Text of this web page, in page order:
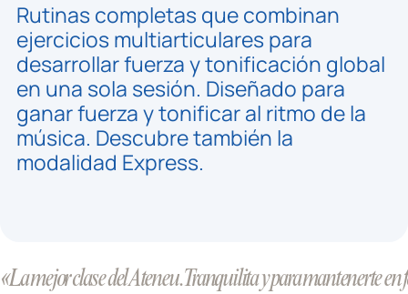
Rutinas completas que combinan
ejercicios multiarticulares para
desarrollar fuerza y tonificación global
en una sola sesión. Diseñado para
ganar fuerza y tonificar al ritmo de la
música. Descubre también la
modalidad Express.
«La mejor clase del Ateneu. Tranquilita y para mantenerte en